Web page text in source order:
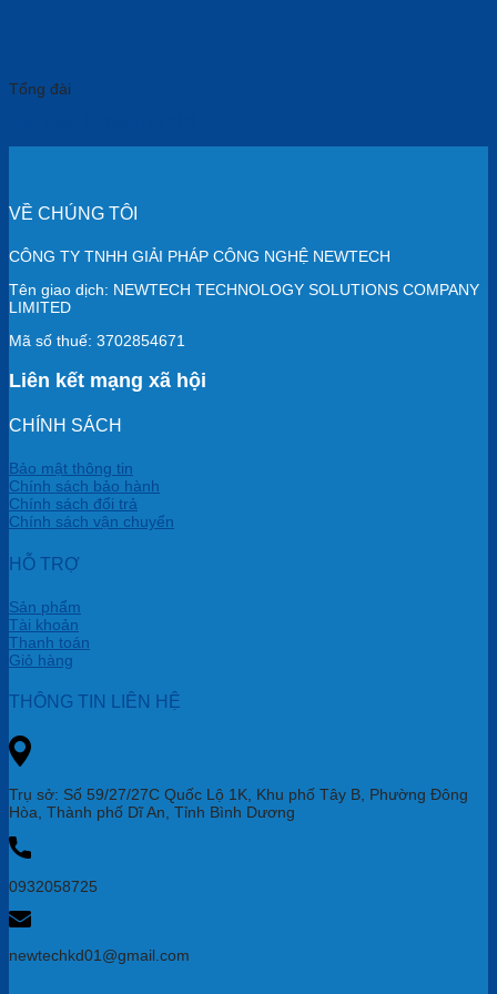
Tổng đài
VỀ CHÚNG TÔI
CÔNG TY TNHH GIẢI PHÁP CÔNG NGHỆ NEWTECH
Tên giao dịch: NEWTECH TECHNOLOGY SOLUTIONS COMPANY
LIMITED
Mã số thuế: 3702854671
Liên kết mạng xã hội
CHÍNH SÁCH
Bảo mật thông tin
Chính sách bảo hành
Chính sách đổi trả
Chính sách vận chuyển
HỖ TRỢ
Sản phẩm
Tài khoản
Thanh toán
Giỏ hàng
THÔNG TIN LIÊN HỆ
Trụ sở: Số 59/27/27C Quốc Lộ 1K, Khu phố Tây B, Phường Đông
Hòa, Thành phố Dĩ An, Tỉnh Bình Dương
0932058725
newtechkd01@gmail.com